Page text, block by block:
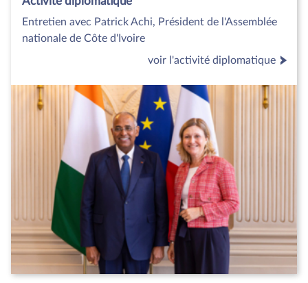
Entretien avec Patrick Achi, Président de l'Assemblée
nationale de Côte d'Ivoire
voir l'activité diplomatique